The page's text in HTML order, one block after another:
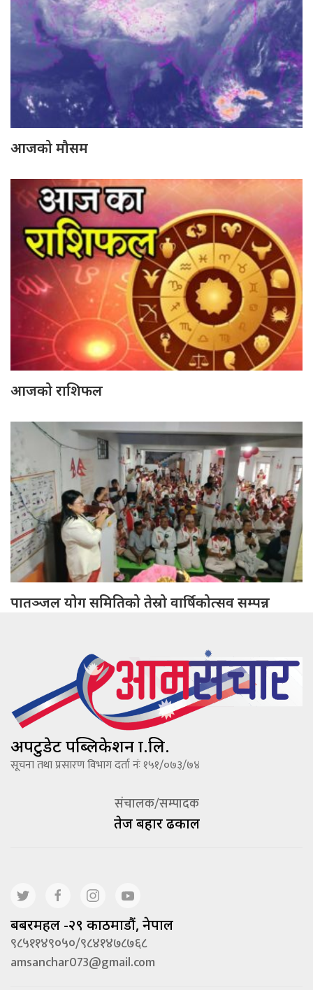
आजको मौसम
आजको राशिफल
पातञ्जल योग समितिको तेस्रो वार्षिकोत्सव सम्पन्न
अपटुडेट पब्लिकेशन प्रा.लि.
सूचना तथा प्रसारण विभाग दर्ता नंः १५१/०७३/७४
संचालक/सम्पादक
तेज बहादूर ढकाल
बबरमहल -२९ काठमाडौं, नेपाल
९८५११४९०५०/९८४१४७८७६८
amsanchar073@gmail.com